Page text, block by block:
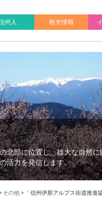
州人
観光情報
北部に位置し、雄大な自然
活力を発信します。
その他 > 「信州伊那アルプス街道推進